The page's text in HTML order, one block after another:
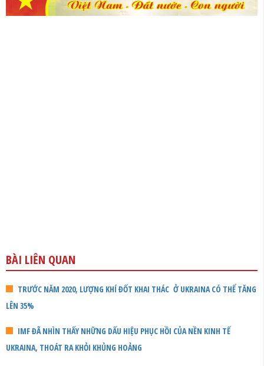
BÀI LIÊN QUAN
TRƯỚC NĂM 2020, LƯỢNG KHÍ ĐỐT KHAI THÁC Ở UKRAINA CÓ THỂ TĂNG
LÊN 35%
IMF ĐÃ NHÌN THẤY NHỮNG DẤU HIỆU PHỤC HỒI CỦA NỀN KINH TẾ
UKRAINA, THOÁT RA KHỎI KHỦNG HOẢNG